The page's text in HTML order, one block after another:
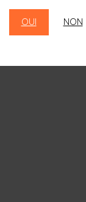
OUI NON